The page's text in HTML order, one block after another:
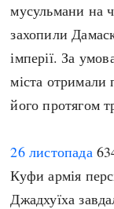
мусульмани на
захопили
імперії. За
міста
його протягом
26 листопада
Куфи армія
Джадхуїха